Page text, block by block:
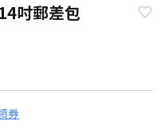
吋郵差包
券